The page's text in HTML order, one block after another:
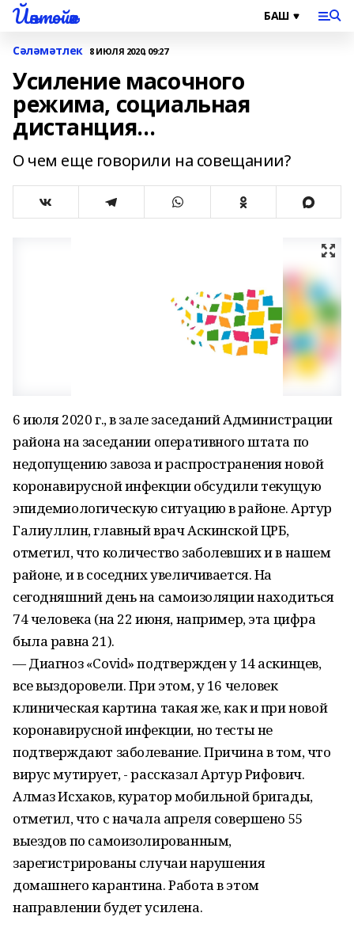
Йәнтөйәк
Сәләмәтлек 8 ИЮЛЯ 2020, 09:27
Усиление масочного
режима, социальная
дистанция…
О чем еще говорили на совещании?
6 июля 2020 г., в зале заседаний Администрации
района на заседании оперативного штата по
недопущению завоза и распространения новой
коронавирусной инфекции обсудили текущую
эпидемиологическую ситуацию в районе. Артур
Галиуллин, главный врач Аскинской ЦРБ,
отметил, что количество заболевших и в нашем
районе, и в соседних увеличивается. На
сегодняшний день на самоизоляции находиться
74 человека (на 22 июня, например, эта цифра
была равна 21).
— Диагноз «Covid» подтвержден у 14 аскинцев,
все выздоровели. При этом, у 16 человек
клиническая картина такая же, как и при новой
коронавирусной инфекции, но тесты не
подтверждают заболевание. Причина в том, что
вирус мутирует, - рассказал Артур Рифович.
Алмаз Исхаков, куратор мобильной бригады,
отметил, что с начала апреля совершено 55
выездов по самоизолированным,
зарегистрированы случаи нарушения
домашнего карантина. Работа в этом
направлении будет усилена.